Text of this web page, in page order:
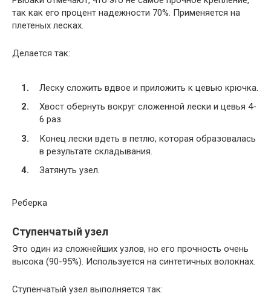
так как его процент надежности 70%. Применяется на
плетеных лесках.
Делается так:
Леску сложить вдвое и приложить к цевью крючка.
Хвост обернуть вокруг сложенной лески и цевья 4-
6 раз.
Конец лески вдеть в петлю, которая образовалась
в результате складывания.
Затянуть узел.
Реберка
Ступенчатый узел
Это один из сложнейших узлов, но его прочность очень
высока (90-95%). Используется на синтетичных волокнах.
Ступенчатый узел выполняется так: